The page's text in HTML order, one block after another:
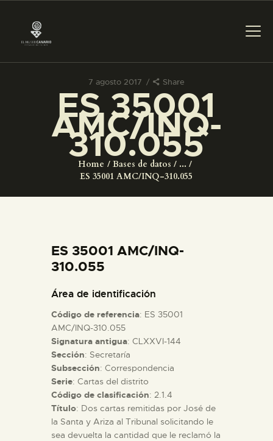
7 agosto 2017 Share
ES 35001
AMC/INQ-
310.055
Home Bases de datos
...
ES 35001 AMC/INQ-310.055
PREPARAR LA VISITA
ACTIVIDADES
COLECCIONES
ESPAÑOL
PREPARAR LA VISITA
ACTIVIDADES
█
ES 35001 AMC/INQ-
310.055
Área de identificación
Código de referencia: ES 35001
AMC/INQ-310.055
Signatura antigua: CLXXVI-144
Sección: Secretaría
Subsección: Correspondencia
Serie: Cartas del distrito
Código de clasificación: 2.1.4
Título: Dos cartas remitidas por José de
la Santa y Ariza al Tribunal solicitando le
sea devuelta la cantidad que le reclamó la